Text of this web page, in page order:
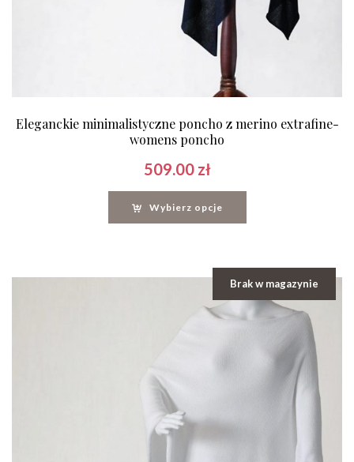
Eleganckie minimalistyczne poncho z merino extrafine-
womens poncho
509.00 zł
Wybierz opcje
Brak w magazynie